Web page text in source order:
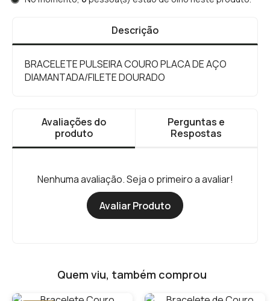
Descrição
BRACELETE PULSEIRA COURO PLACA DE AÇO
DIAMANTADA/FILETE DOURADO
Avaliações do
produto
Perguntas e
Respostas
Nenhuma avaliação. Seja o primeiro a avaliar!
Avaliar Produto
Quem viu, também comprou